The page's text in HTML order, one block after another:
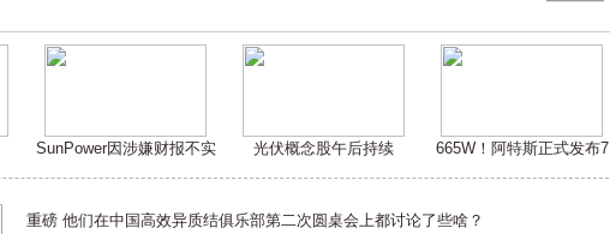
SunPower因涉嫌财报不实 光伏概念股午后持续 665W！阿特斯正式发布7
重磅 他们在中国高效异质结俱乐部第二次圆桌会上都讨论了些啥？